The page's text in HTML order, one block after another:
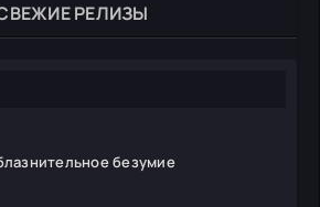
РЕЛИЗЫ
безумие